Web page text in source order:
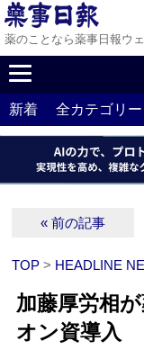
薬のことなら薬事日報ウ
新着 全カテゴリー
« 前の記事
TOP > HEADLINE
加藤厚労相
オン資導入